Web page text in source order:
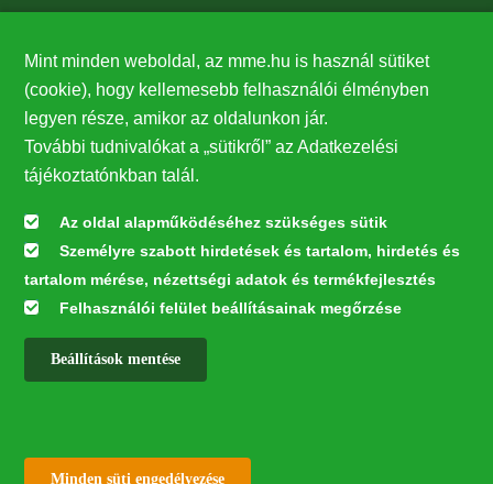
27224
Hírlevél feliratkozás
Értesüljön elsőként legfrissebb híreinkről, eseményeinkről!
Feliratkozás
Mint minden weboldal, az mme.hu is használ sütiket
(cookie), hogy kellemesebb felhasználói élményben
legyen része, amikor az oldalunkon jár.
További tudnivalókat a „sütikről” az Adatkezelési
tájékoztatónkban talál.
Az oldal alapműködéséhez szükséges sütik
Személyre szabott hirdetések és tartalom, hirdetés és
tartalom mérése, nézettségi adatok és termékfejlesztés
Felhasználói felület beállításainak megőrzése
Beállítások mentése
Minden süti engedélyezése